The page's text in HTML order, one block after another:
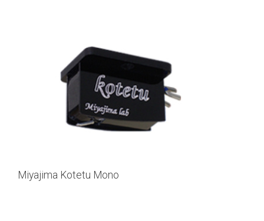
Miyajima Kotetu Mono